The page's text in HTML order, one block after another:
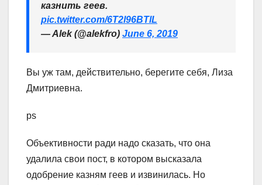
казнить геев.
pic.twitter.com/6T2l96BTlL
— Alek (@alekfro) June 6, 2019
Вы уж там, действительно, берегите себя, Лиза
Дмитриевна.
ps
Объективности ради надо сказать, что она
удалила свои пост, в котором высказала
одобрение казням геев и извинилась. Но